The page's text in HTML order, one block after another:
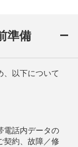
準備
、以下について
電話内データの
契約、故障／修